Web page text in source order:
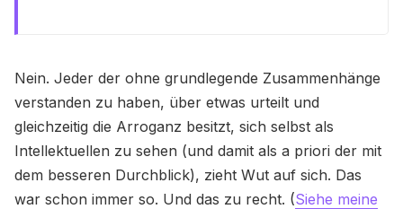
Nein. Jeder der ohne grundlegende Zusammenhänge
verstanden zu haben, über etwas urteilt und
gleichzeitig die Arroganz besitzt, sich selbst als
Intellektuellen zu sehen (und damit als a priori der mit
dem besseren Durchblick), zieht Wut auf sich. Das
war schon immer so. Und das zu recht. (Siehe meine